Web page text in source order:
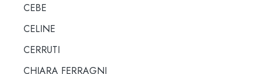
CEBE
CELINE
CERRUTI
CHIARA FERRAGNI